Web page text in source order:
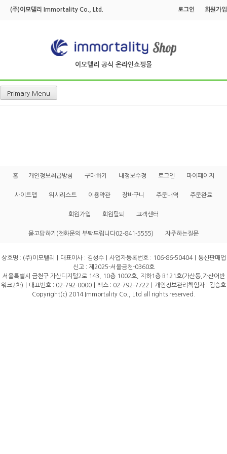
(주)이모텔리 Immortality Co., Ltd. 회원가입
로그인
이모텔리 공식 온라인쇼핑몰
Primary Menu
홈 개인정보취급방침 구매하기 내정보수정 로그인 마이페이지
사이트맵 위시리스트 이용약관 장바구니 주문내역 주문완료
회원가입 회원탈퇴 고객센터
묻고답하기(전화문의 부탁드립니다02-841-5555) 자주하는질문
상호명 : (주)이모텔리｜대표이사 : 김성수｜사업자등록번호 : 106-86-50404｜통신판매업
신고 : 제2025-서울금천-0360호
서울특별시 금천구 가산디지털2로 143, 10층 1002호, 지하1층 B121호(가산동,가산어반
워크2차)｜대표번호 : 02-792-0000｜팩스 : 02-792-7722｜개인정보관리책임자 : 김승호
Copyright(c) 2014 Immortality Co., Ltd all rights reserved.